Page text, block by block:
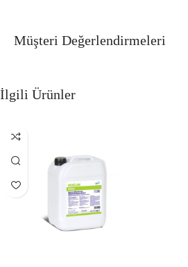
Müşteri Değerlendirmeleri
İlgili Ürünler